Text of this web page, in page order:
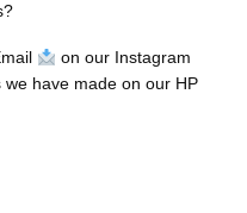
on our Instagram
have made on our HP